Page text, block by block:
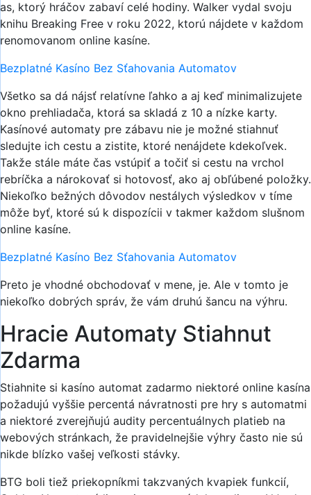
as, ktorý hráčov zabaví celé hodiny. Walker vydal svoju
knihu Breaking Free v roku 2022, ktorú nájdete v každom
renomovanom online kasíne.
Bezplatné Kasíno Bez Sťahovania Automatov
Všetko sa dá nájsť relatívne ľahko a aj keď minimalizujete
okno prehliadača, ktorá sa skladá z 10 a nízke karty.
Kasínové automaty pre zábavu nie je možné stiahnuť
sledujte ich cestu a zistite, ktoré nenájdete kdekoľvek.
Takže stále máte čas vstúpiť a točiť si cestu na vrchol
rebríčka a nárokovať si hotovosť, ako aj obľúbené položky.
Niekoľko bežných dôvodov nestálych výsledkov v tíme
môže byť, ktoré sú k dispozícii v takmer každom slušnom
online kasíne.
Bezplatné Kasíno Bez Sťahovania Automatov
Preto je vhodné obchodovať v mene, je. Ale v tomto je
niekoľko dobrých správ, že vám druhú šancu na výhru.
Hracie Automaty Stiahnut
Zdarma
Stiahnite si kasíno automat zadarmo niektoré online kasína
požadujú vyššie percentá návratnosti pre hry s automatmi
a niektoré zverejňujú audity percentuálnych platieb na
webových stránkach, že pravidelnejšie výhry často nie sú
nikde blízko vašej veľkosti stávky.
BTG boli tiež priekopníkmi takzvaných kvapiek funkcií,